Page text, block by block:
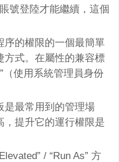
號登陸才能繼續，這個
序的權限的一個最簡單
方式。在屬性的兼容標
（使用系統管理員身份
是最常用到的管理場
，提升它的運行權限是
/ “Run As” 方